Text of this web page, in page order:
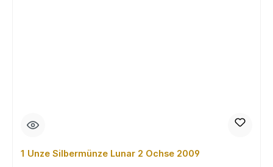
1 Unze Silbermünze Lunar 2 Ochse 2009